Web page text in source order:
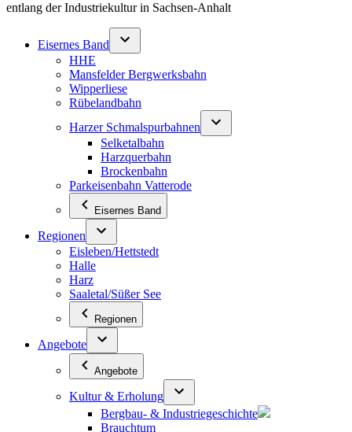
entlang der Industriekultur in Sachsen-Anhalt
Eisernes Band
HHE
Mansfelder Bergwerksbahn
Wipperliese
Rübelandbahn
Harzer Schmalspurbahnen
Selketalbahn
Harzquerbahn
Brockenbahn
Parkeisenbahn Vatterode
Eisernes Band
Regionen
Eisleben/Hettstedt
Halle
Harz
Saaletal/Süßer See
Regionen
Angebote
Angebote
Kultur & Erholung
Bergbau- & Industriegeschichte
Brauchtum